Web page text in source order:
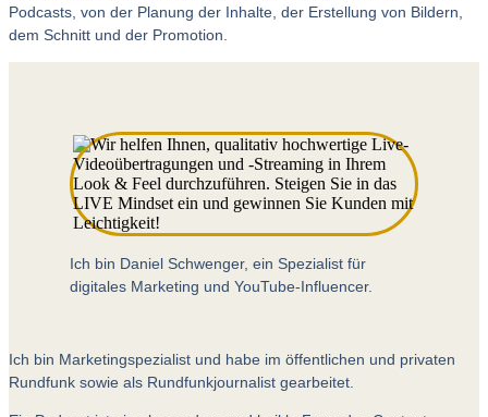
Podcasts, von der Planung der Inhalte, der Erstellung von Bildern,
dem Schnitt und der Promotion.
Ich bin Daniel Schwenger, ein Spezialist für
digitales Marketing und YouTube-Influencer.
Ich bin Marketingspezialist und habe im öffentlichen und privaten
Rundfunk sowie als Rundfunkjournalist gearbeitet.